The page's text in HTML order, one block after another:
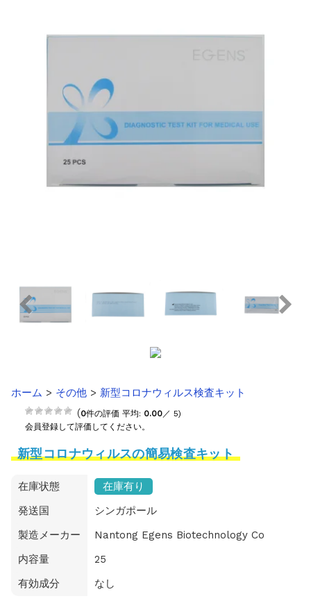
2025.11.19
年末年始の営業について【2025-202...
お知らせ
2025.8.24
問い合わせ停止期間のご案内...
ホーム > その他 > 新型コロナウィルス検査キット
(0件の評価 平均: 0.00／ 5)
会員登録して評価してください。
新型コロナウィルスの簡易検査キット
在庫状態
在庫有り
発送国
シンガポール
製造メーカー
Nantong Egens Biotechnology Co
内容量
25
有効成分
なし